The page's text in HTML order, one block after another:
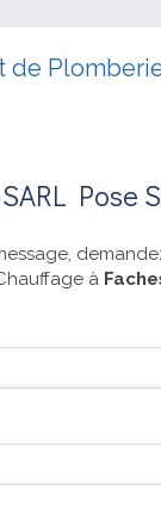
de
Pose
à